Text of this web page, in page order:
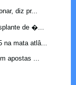
diz pr...
de �...
na mata atlâ...
apostas ...